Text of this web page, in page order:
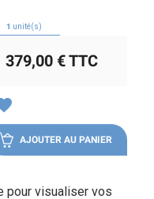
1 unité(s)
379,00 €TTC
AJOUTER AU PANIER
pour visualiser vos